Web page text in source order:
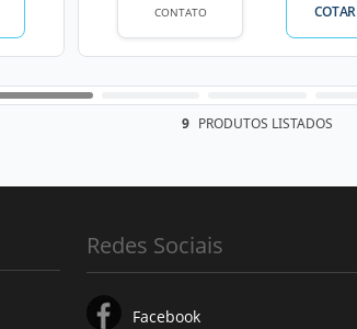
CONTATO COTAR
9 PRODUTOS LISTADOS
Redes Sociais
Facebook